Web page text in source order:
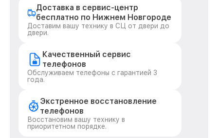
Доставка в сервис-центр
бесплатно по Нижнем Новгороде
Доставим вашу технику в СЦ от двери до
двери.
Качественный сервис
телефонов
Обслуживаем телефоны с гарантией 3
года.
Экстренное восстановление
телефонов
Восстановим вашу технику в
приоритетном порядке.